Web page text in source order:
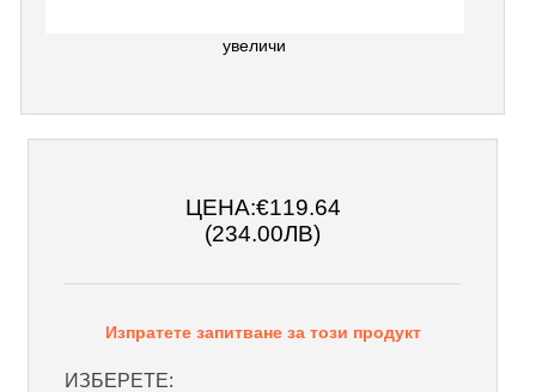
увеличи
ЦЕНА:€119.64
(234.00ЛВ)
Изпратете запитване за този продукт
ИЗБЕРЕТЕ: